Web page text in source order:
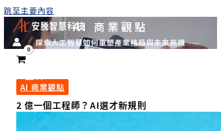
跳至主要內容
AI 商業觀點
探索人工智慧如何重塑產業格局與未來商機
AI 商業觀點
2 億一個工程師？AI選才新規則